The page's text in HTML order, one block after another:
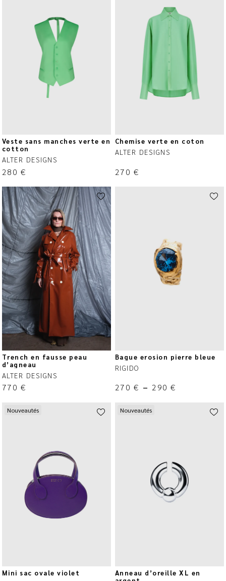
Veste sans manches verte en
cotton
ALTER DESIGNS
280 €
Chemise verte en coton
ALTER DESIGNS
270 €
Trench en fausse peau
d’agneau
ALTER DESIGNS
770 €
Bague erosion pierre bleue
RIGIDO
270 € – 290€
Nouveautés
Mini sac ovale violet
Nouveautés
Anneau d’oreille XL en